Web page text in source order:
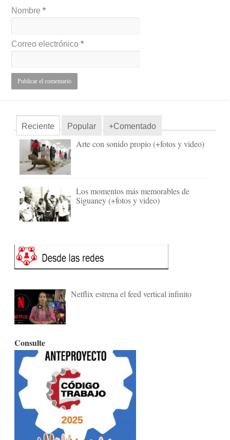
Nombre*
Correo electrónico*
Reciente Popular +Comentado
Arte con sonido propio (+fotos y video)
Los momentos más memorables de
Siguaney (+fotos y video)
Netflix estrena el feed vertical infinito
Consulte